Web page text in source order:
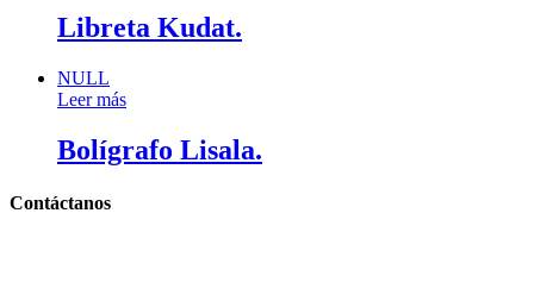
Libreta Kudat.
NULL
Leer más
Bolígrafo Lisala.
Contáctanos